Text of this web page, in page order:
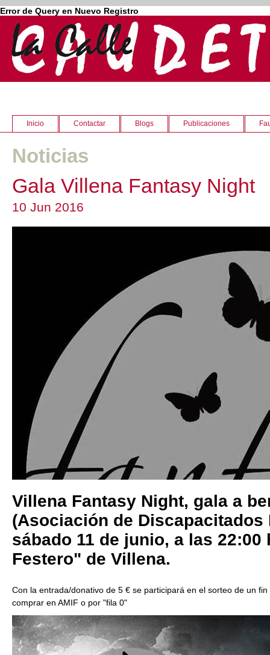
Error de Query en Nuevo Registro
Inicio Contactar Blogs Publicaciones
Noticias
Gala Villena Fantasy Night
10 Jun 2016
Villena Fantasy Night, gala a
(Asociación de
sábado 11 de junio, a las
Festero" de Villena.
Con la entrada/donativo de 5 € se participará en el sorteo de un
comprar en AMIF o por "fila 0"